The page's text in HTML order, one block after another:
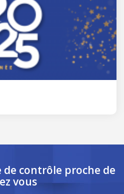
de contrôle proche de
vous